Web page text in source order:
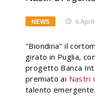
NEWS 6
"Biondina" il
girato in Puglia,
progetto Banca
premiato ai Nastri
talento emergente.